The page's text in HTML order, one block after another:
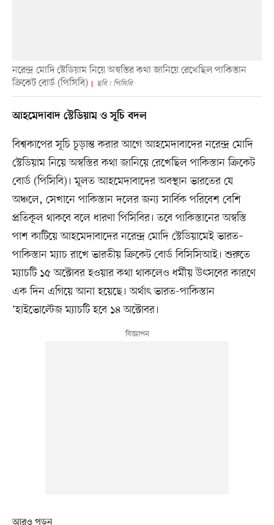
নরেন্দ্র মোদি স্টেডিয়াম নিয়ে অস্বস্তির কথা জানিয়ে রেখেছিল পাকিস্তান
ক্রিকেট বোর্ড (পিসিবি)
ছবি : পিসিবি
আহমেদাবাদ স্টেডিয়াম ও সূচি বদল
বিশ্বকাপের সূচি চূড়ান্ত করার আগে আহমেদাবাদের নরেন্দ্র মোদি
স্টেডিয়াম নিয়ে অস্বস্তির কথা জানিয়ে রেখেছিল পাকিস্তান ক্রিকেট
বোর্ড (পিসিবি)। মূলত আহমেদাবাদের অবস্থান ভারতের যে
অঞ্চলে, সেখানে পাকিস্তান দলের জন্য সার্বিক পরিবেশ বেশি
প্রতিকূল থাকবে বলে ধারণা পিসিবির। তবে পাকিস্তানের অস্বস্তি
পাশ কাটিয়ে আহমেদাবাদের নরেন্দ্র মোদি স্টেডিয়ামেই ভারত–
পাকিস্তান ম্যাচ রাখে ভারতীয় ক্রিকেট বোর্ড বিসিসিআই। শুরুতে
ম্যাচটি ১৫ অক্টোবর হওয়ার কথা থাকলেও ধর্মীয় উৎসবের কারণে
এক দিন এগিয়ে আনা হয়েছে। অর্থাৎ ভারত-পাকিস্তান
‘হাইভোল্টেজ ম্যাচটি হবে ১৪ অক্টোবর।
আরও পড়ুন